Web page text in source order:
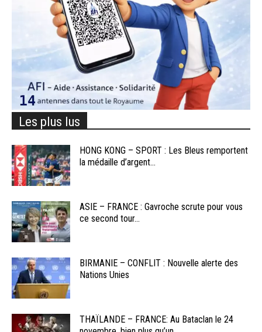
Les plus lus
HONG KONG – SPORT : Les Bleus remportent
la médaille d’argent...
ASIE – FRANCE : Gavroche scrute pour vous
ce second tour...
BIRMANIE – CONFLIT : Nouvelle alerte des
Nations Unies
THAÏLANDE – FRANCE: Au Bataclan le 24